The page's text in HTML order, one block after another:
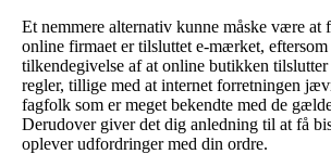
Et nemmere alternativ kunne måske være at
online firmaet er tilsluttet e-mærket, eftersom
tilkendegivelse af at online butikken
regler, tillige med at internet forretningen
fagfolk som er meget bekendte med de
Derudover giver det dig anledning til at få
oplever udfordringer med din ordre.